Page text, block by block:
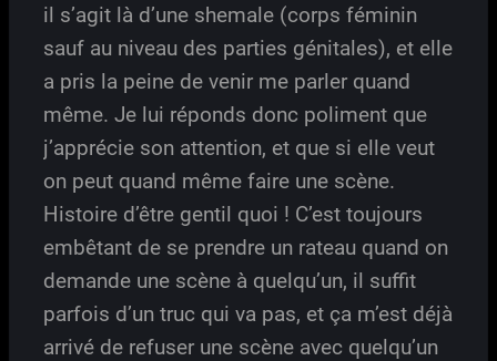
il s’agit là d’une shemale (corps féminin
sauf au niveau des parties génitales), et elle
a pris la peine de venir me parler quand
même. Je lui réponds donc poliment que
j’apprécie son attention, et que si elle veut
on peut quand même faire une scène.
Histoire d’être gentil quoi ! C’est toujours
embêtant de se prendre un rateau quand on
demande une scène à quelqu’un, il suffit
parfois d’un truc qui va pas, et ça m’est déjà
arrivé de refuser une scène avec quelqu’un